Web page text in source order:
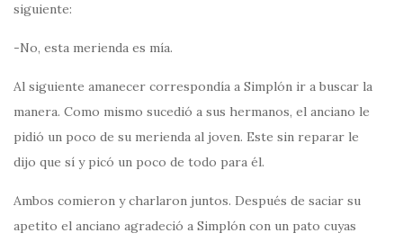
siguiente:
-No, esta merienda es mía.
Al siguiente amanecer correspondía a Simplón ir a buscar la
manera. Como mismo sucedió a sus hermanos, el anciano le
pidió un poco de su merienda al joven. Este sin reparar le
dijo que sí y picó un poco de todo para él.
Ambos comieron y charlaron juntos. Después de saciar su
apetito el anciano agradeció a Simplón con un pato cuyas